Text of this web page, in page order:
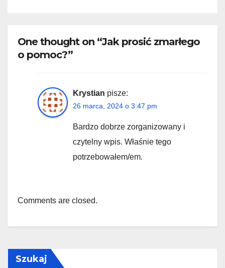
One thought on “Jak prosić zmarłego
o pomoc?”
Krystian pisze:
26 marca, 2024 o 3:47 pm
Bardzo dobrze zorganizowany i
czytelny wpis. Właśnie tego
potrzebowałem/em.
Comments are closed.
Szukaj